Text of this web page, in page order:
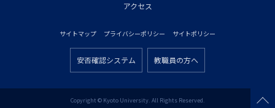
アクセス
タ
サイトマップ プライバシーポリシー サイトポリシー
ッ
安否確認システム 教職員の方へ
Copyright © Kyoto University. All Rights Reserved.